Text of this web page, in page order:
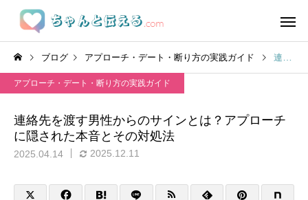
ブログ アプローチ・デート・断り方の実践ガイド 連絡先を渡す男性からのサインとは？アプローチに隠された本音とその対処法
アプローチ・デート・断り方の実践ガイド
連絡先を渡す男性からのサインとは？アプローチ
に隠された本音とその対処法
2025.04.14 2025.12.11